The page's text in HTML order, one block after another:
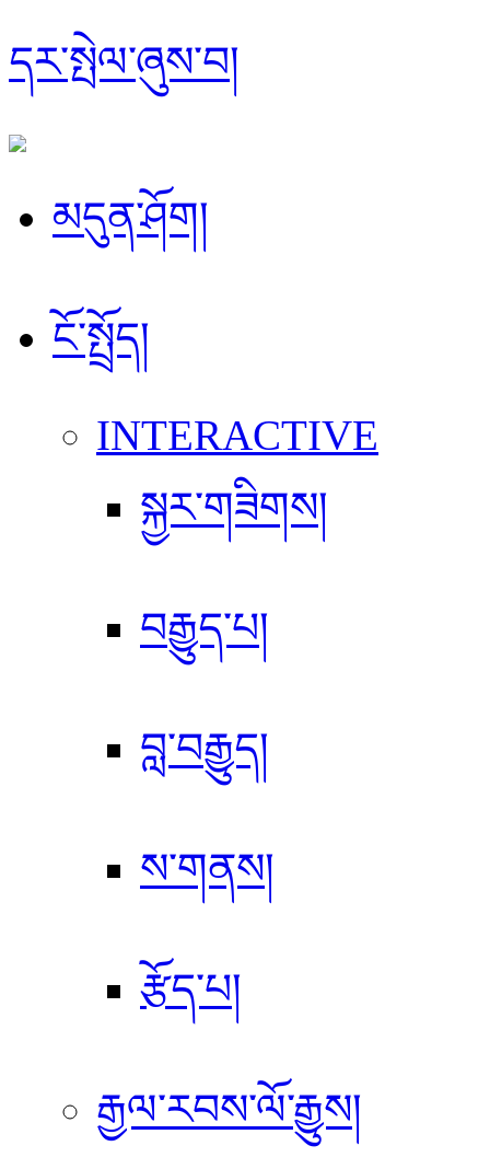
མདུན་ཤོག།
ངོ་སྤྲོད།
INTERACTIVE
སྐྱར་གཟིགས།
བརྒྱུད་པ།
བླ་བརྒྱུད།
ས་གནས།
རྩོད་པ།
རྒྱལ་རབས་ལོ་རྒྱུས།